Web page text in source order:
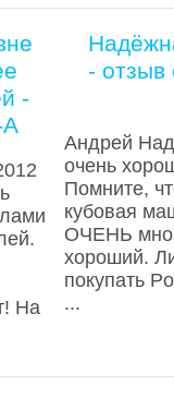
-
На
- отзыв
Андрей
очень
Помните,
кубовая
ОЧЕНЬ
хороший.
покупать
...